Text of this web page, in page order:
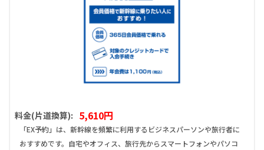
料金(片道換算): 5,610円
「EX予約」は、新幹線を頻繁に利用するビジネスパーソンや旅行者に
おすすめです。自宅やオフィス、旅行先からスマートフォンやパソコ